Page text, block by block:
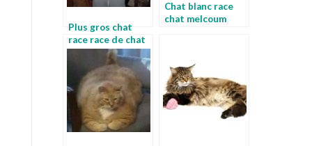
Plus gros chat
race race de chat
le plus gros
Chat blanc race
chat melcoum